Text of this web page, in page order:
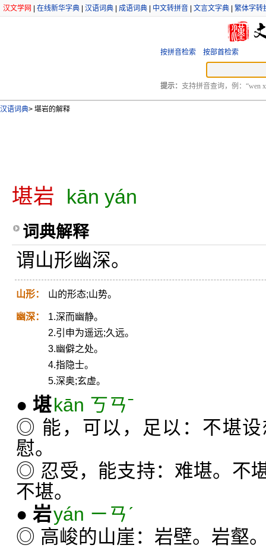
汉文学网 在线新华字典 汉语词典 成语词典 中文转拼音 文言文字典 繁体字转
按拼音检索 按部首检索
提示： 支持拼音查询，例：“wen
汉语词典> 堪岩的解释
堪岩 kān yán
词典解释
谓山形幽深。
山形： 山的形态;山势。
幽深：
1.深而幽静。
2.引申为遥远;久远。
3.幽僻之处。
4.指隐士。
5.深奥;玄虚。
● 堪kān ㄎㄢˉ
◎ 能，可以，足以：不堪
慰。
◎ 忍受，能支持：难堪。不
不堪。
● 岩yán ㄧㄢˊ
◎ 高峻的山崖：岩壁。岩壑